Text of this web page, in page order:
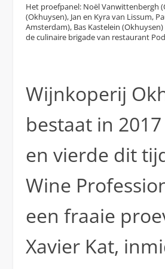
Het proefpanel: Noël Vanwittenbergh
(Okhuysen), Jan en Kyra van Lissum,
Amsterdam), Bas Kastelein
de culinaire brigade van restaurant
Wijnkoperij
bestaat in
en vierde dit
Wine
een fraaie
Xavier Kat,